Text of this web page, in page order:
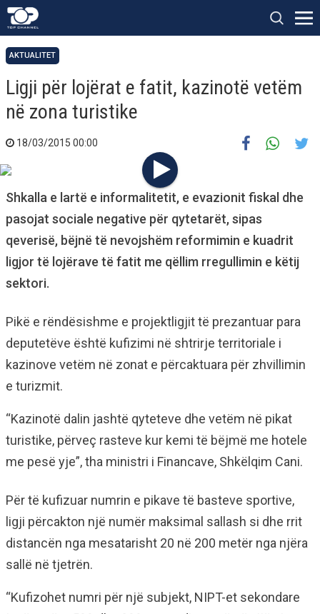
AKTUALITET
Ligji për lojërat e fatit, kazinotë vetëm
në zona turistike
18/03/2015 00:00
Shkalla e lartë e informalitetit, e evazionit fiskal dhe
pasojat sociale negative për qytetarët, sipas
qeverisë, bëjnë të nevojshëm reformimin e kuadrit
ligjor të lojërave të fatit me qëllim rregullimin e këtij
sektori.
Pikë e rëndësishme e projektligjit të prezantuar para
deputetëve është kufizimi në shtrirje territoriale i
kazinove vetëm në zonat e përcaktuara për zhvillimin
e turizmit.
“Kazinotë dalin jashtë qyteteve dhe vetëm në pikat
turistike, përveç rasteve kur kemi të bëjmë me hotele
me pesë yje”, tha ministri i Financave, Shkëlqim Cani.
Për të kufizuar numrin e pikave të basteve sportive,
ligji përcakton një numër maksimal sallash si dhe rrit
distancën nga mesatarisht 20 në 200 metër nga njëra
sallë në tjetrën.
“Kufizohet numri për një subjekt, NIPT-et sekondare